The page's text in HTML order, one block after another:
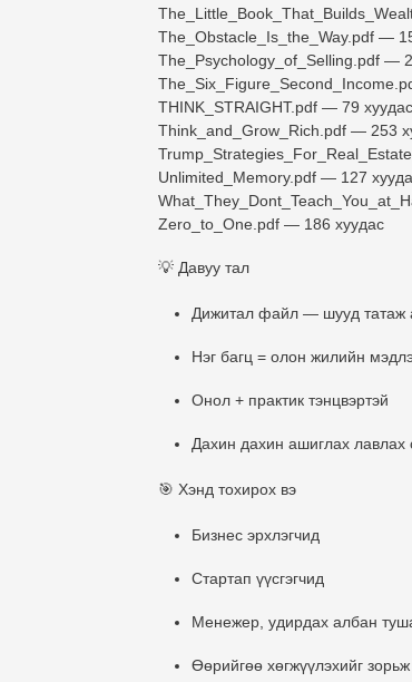
The_Obstacle_Is_the_Way.pdf —
The_Psychology_of_Selling.pdf —
THINK_STRAIGHT.pdf — 79 хуудас
Think_and_Grow_Rich.pdf — 253
Unlimited_Memory.pdf — 127
Zero_to_One.pdf — 186 хуудас
💡 Давуу тал
Дижитал файл — шууд татаж
Нэг багц = олон жилийн
Онол + практик тэнцвэртэй
Дахин дахин ашиглах лавлах
🎯 Хэнд тохирох вэ
Бизнес эрхлэгчид
Стартап үүсгэгчид
Менежер, удирдах албан
Өөрийгөө хөгжүүлэхийг